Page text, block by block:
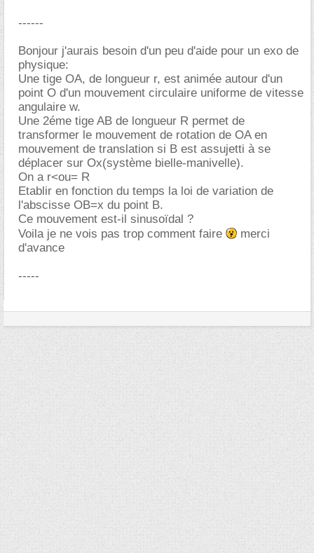
------
Bonjour j'aurais besoin d'un peu d'aide pour un exo de
physique:
Une tige OA, de longueur r, est animée autour d'un
point O d'un mouvement circulaire uniforme de vitesse
angulaire w.
Une 2éme tige AB de longueur R permet de
transformer le mouvement de rotation de OA en
mouvement de translation si B est assujetti à se
déplacer sur Ox(système bielle-manivelle).
On a r<ou= R
Etablir en fonction du temps la loi de variation de
l'abscisse OB=x du point B.
Ce mouvement est-il sinusoïdal ?
Voila je ne vois pas trop comment faire
merci
d'avance
-----